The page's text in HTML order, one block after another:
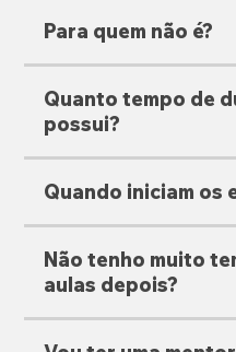
Para quem não é?
Quanto tempo de
possui?
Quando iniciam os
Não tenho muito
aulas depois?